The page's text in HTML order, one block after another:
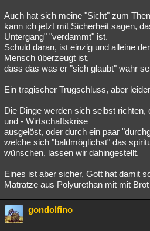
Lesenswert Schlüsselwörter
Auch hat sich meine "Sicht" zum
kann ich jetzt mit Sicherheit sagen,
Untergang" "verdammt" ist.
Schuld daran, ist einzig und alleine
Mensch überzeugt ist,
dass das was er "sich glaubt" wahr
Ein tragischer Trugschluss, aber
Die Dinge werden sich selbst richten,
und - Wirtschaftskrise
ausgelöst, oder durch ein paar
welche sich "baldmöglichst" das
wünschen, lassen wir dahingestellt.
Eines ist aber sicher, Gott hat damit
Matratze aus Polyurethan mit mit Brot
gondolfino